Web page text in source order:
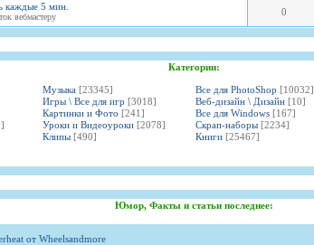
каждые 5 мин.
вебмастеру 0
Категории:
Музыка [23345] Все для PhotoShop [10032]
Игры \ Все для игр [3018] Веб-дизайн \ Дизайн [10]
Картинки и Фото [241] Все для Windows [167]
Уроки и Видеоуроки [2078] Скрап-наборы [2234]
Клипы [490] Книги [25467]
Юмор, Факты и статьи последнее:
от Wheelsandmore